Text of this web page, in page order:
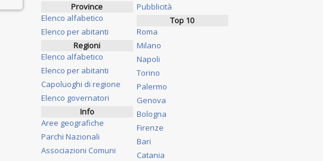
Province
Elenco alfabetico
Elenco per abitanti
Regioni
Elenco alfabetico
Elenco per abitanti
Capoluoghi di regione
Elenco governatori
Info
Aree geografiche
Parchi Nazionali
Associazioni Comuni
Pubblicità
Top 10
Roma
Milano
Napoli
Torino
Palermo
Genova
Bologna
Firenze
Bari
Catania